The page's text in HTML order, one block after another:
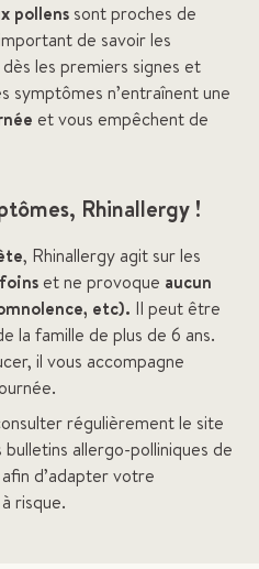
pollens sont proches de
de savoir les
les premiers signes et
symptômes n’entraînent une
et vous empêchent de
Rhinallergy !
, Rhinallergy agit sur les
et ne provoque aucun
etc). Il peut être
la famille de plus de 6 ans.
il vous accompagne
régulièrement le site
allergo-polliniques de
d’adapter votre
risque.